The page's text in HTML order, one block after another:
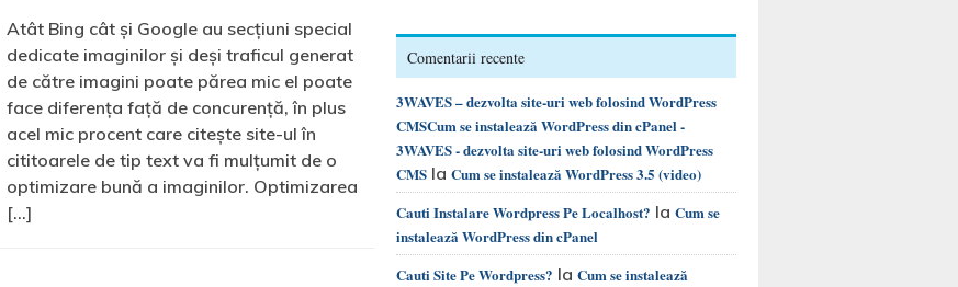
Atât Bing cât și Google au secțiuni special
dedicate imaginilor și deși traficul generat
de către imagini poate părea mic el poate
face diferența față de concurență, în plus
acel mic procent care citește site-ul în
cititoarele de tip text va fi mulțumit de o
optimizare bună a imaginilor. Optimizarea
[…]
Comentarii recente
3WAVES – dezvolta site-uri web folosind WordPress
CMSCum se instalează WordPress din cPanel -
3WAVES - dezvolta site-uri web folosind WordPress
CMS la Cum se instalează WordPress 3.5 (video)
Cauti Instalare Wordpress Pe Localhost? la Cum se
instalează WordPress din cPanel
Cauti Site Pe Wordpress? la Cum se instalează